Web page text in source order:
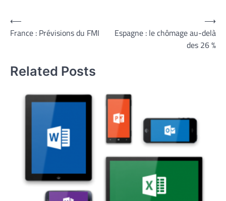
Navigation
de
⟵
France : Prévisions du FMI
Espagne : le chômage au-delà
des 26 %
⟶
Related Posts